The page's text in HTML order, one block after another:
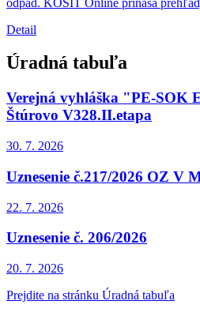
Detail
Úradná tabuľa
Verejná vyhláška "PE-SOK
Štúrovo V328.II.etapa
30. 7. 2026
Uznesenie č.217/2026 OZ V
22. 7. 2026
Uznesenie č. 206/2026
20. 7. 2026
Prejdite na stránku Úradná tabuľa